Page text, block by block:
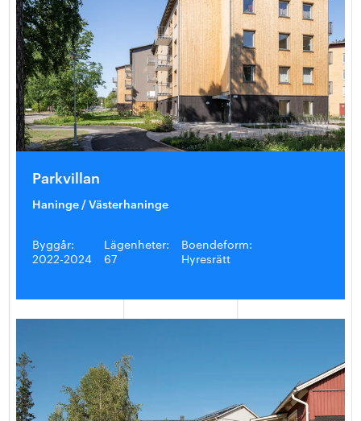
Parkvillan
Haninge / Västerhaninge
Byggår:
2022-2024
Lägenheter:
67
Boendeform:
Hyresrätt